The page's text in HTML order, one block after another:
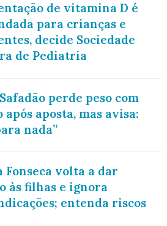
de vitamina D é
para crianças e
decide Sociedade
de Pediatria
perde peso com
aposta, mas avisa:
nada”
volta a dar
às filhas e ignora
entenda riscos